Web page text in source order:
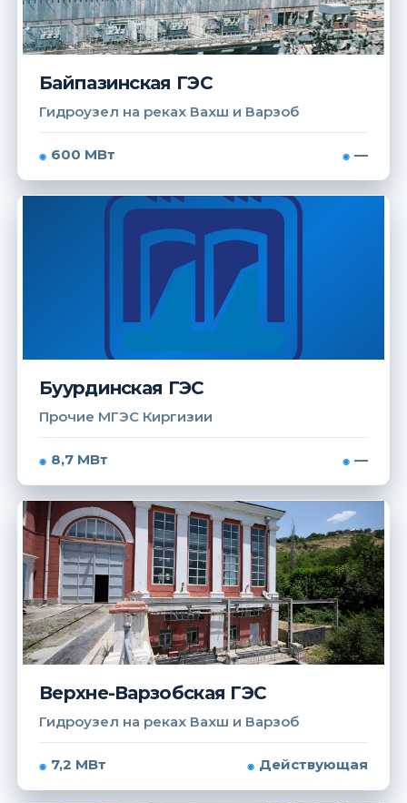
Байпазинская ГЭС
Гидроузел на реках Вахш и Варзоб
600 МВт —
Буурдинская ГЭС
Прочие МГЭС Киргизии
8,7 МВт —
Верхне-Варзобская ГЭС
Гидроузел на реках Вахш и Варзоб
7,2 МВт Действующая